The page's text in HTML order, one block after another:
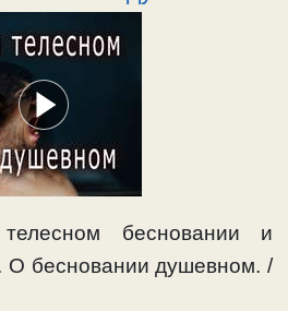
бесновании и
О бесновании душевном. /